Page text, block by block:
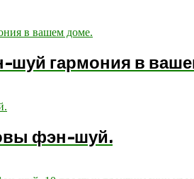
шуй гармония в
фэн-шуй.